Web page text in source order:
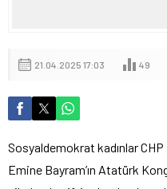
21.04.2025 17:03 49
Sosyaldemokrat kadınlar
Emine Bayram’ın Atatürk